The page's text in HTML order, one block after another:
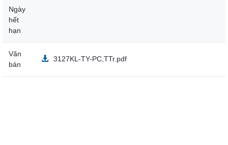
Ngày
hết
hạn
Văn
bản
3127KL-TY-PC,TTr.pdf